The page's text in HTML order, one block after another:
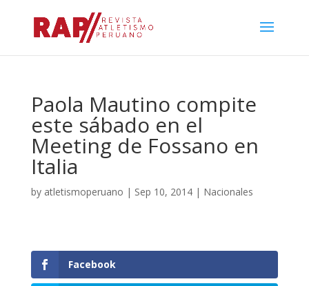
Paola Mautino compite
este sábado en el
Meeting de Fossano en
Italia
by atletismoperuano | Sep 10, 2014| Nacionales
Facebook